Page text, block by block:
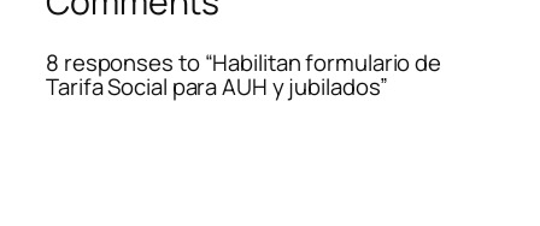
8 responses to “Habilitan formulario de
Tarifa Social para AUH y jubilados”